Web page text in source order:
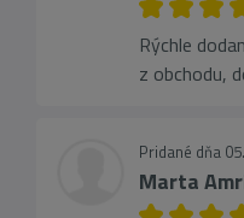
Rýchle
z obchodu,
Pridané dňa
Marta